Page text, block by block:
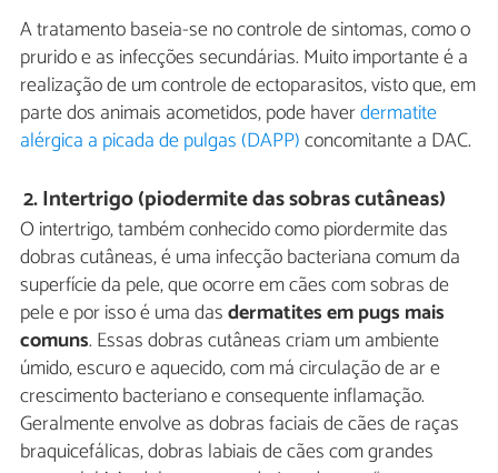
A tratamento baseia-se no controle de sintomas, como o
prurido e as infecções secundárias. Muito importante é a
realização de um controle de ectoparasitos, visto que, em
parte dos animais acometidos, pode haverdermatite
alérgica a picada de pulgas (DAPP)concomitante a DAC.
2.Intertrigo (piodermite das sobras cutâneas)
O intertrigo, também conhecido como piordermite das
dobras cutâneas, é uma infecção bacteriana comum da
superfície da pele, que ocorre em cães com sobras de
pele e por isso é uma dasdermatites em pugs mais
comuns. Essas dobras cutâneas criam um ambiente
úmido, escuro e aquecido, com má circulação de ar e
crescimento bacteriano e consequente inflamação.
Geralmente envolve as dobras faciais de cães de raças
braquicefálicas, dobras labiais de cães com grandes